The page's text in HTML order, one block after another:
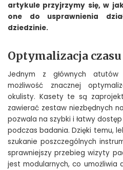
artykule przyjrzymy się, w
one do usprawnienia
dziedzinie.
Optymalizacja
Jednym z głównych
możliwość znacznej
okulisty. Kasety te są
zawierać zestaw niezbędnych
pozwala na szybki i łatwy
podczas badania. Dzięki temu,
szukanie poszczególnych
sprawniejszy przebieg wizyty
jest modularnych, co umożliwia